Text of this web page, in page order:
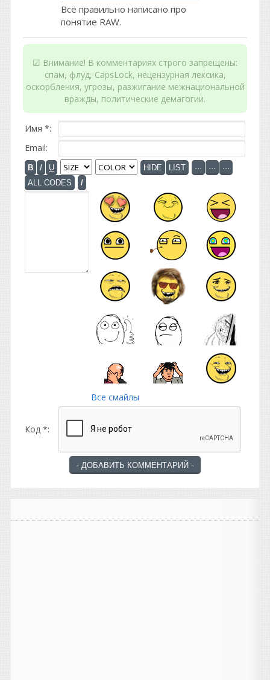
Всё правильно написано про
понятие RAW.
☑ Внимание! В комментариях строго запрещены:
спам, флуд, CapsLock, нецензурная лексика,
оскорбления, угрозы, разжигание межнациональной
вражды, политические демагогии.
Имя *:
Email:
Все смайлы
Код *: